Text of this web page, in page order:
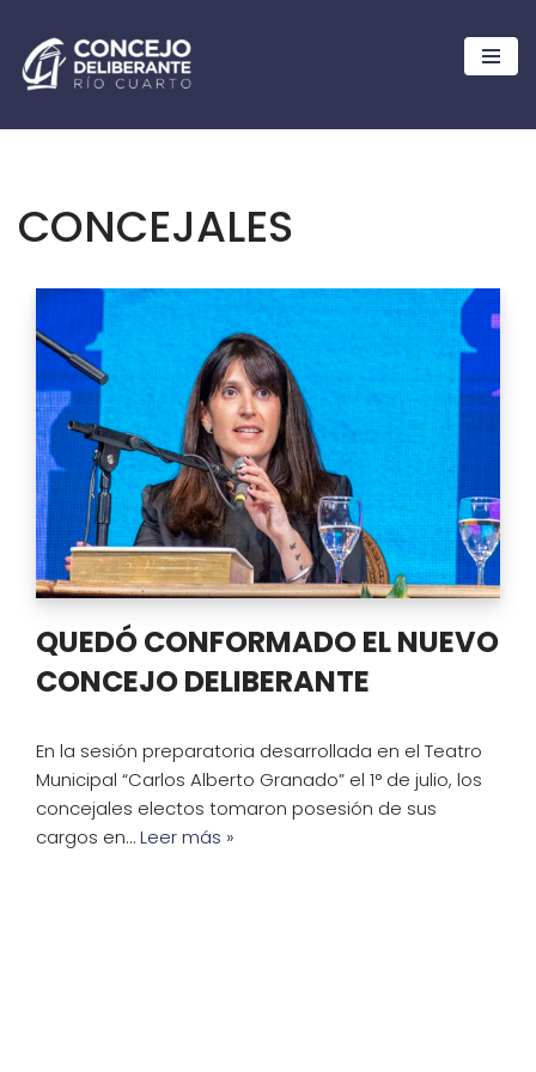
Ir
al
CONCEJALES
QUEDÓ CONFORMADO EL NUEVO
CONCEJO DELIBERANTE
En la sesión preparatoria desarrollada en el Teatro
Municipal “Carlos Alberto Granado” el 1° de julio, los
concejales electos tomaron posesión de sus
cargos en…Leer más »